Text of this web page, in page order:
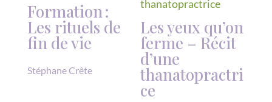
Formation :
Les rituels de
fin de vie
Stéphane Crête
Les yeux qu’on
ferme – Récit
d’une
thanatopractri
ce